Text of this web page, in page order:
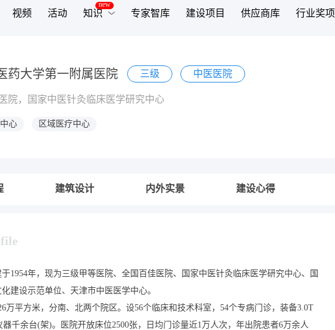
视频 活动 知识 专家智库 建设项目 供应商库 行业奖项
药大学第一附属医院 三级 中医医院
院，国家中医针灸临床医学研究中心
心 区域医疗中心
建筑设计 内外实景 建设心得
1954年，现为三级甲等医院、全国百佳医院、国家中医针灸临床医学研究中心、国
建设示范单位、天津市中医医学中心。
万平方米，分南、北两个院区。设56个临床和技术科室，54个专病门诊，装备3.0T
千余台(架)。医院开放床位2500张，日均门诊量近1万人次，年出院患者6万余人